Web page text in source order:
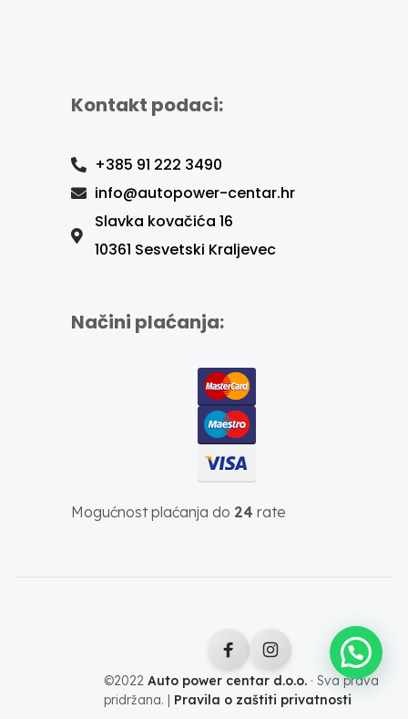
Kontakt podaci:
+385 91 222 3490
info@autopower-centar.hr
Slavka kovačića 16
10361 Sesvetski Kraljevec
Načini plaćanja:
Mogućnost plaćanja do 24 rate
©2022 Auto power centar d.o.o.· Sva prava
pridržana. | Pravila o zaštiti privatnosti